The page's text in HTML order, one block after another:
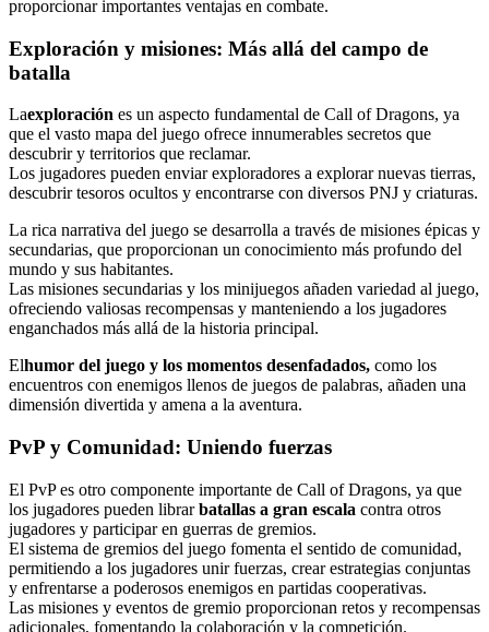
proporcionar importantes ventajas en combate.
Exploración y misiones: Más allá del campo de
batalla
Laexploración es un aspecto fundamental de Call of Dragons, ya
que el vasto mapa del juego ofrece innumerables secretos que
descubrir y territorios que reclamar.
Los jugadores pueden enviar exploradores a explorar nuevas tierras,
descubrir tesoros ocultos y encontrarse con diversos PNJ y criaturas.
La rica narrativa del juego se desarrolla a través de misiones épicas y
secundarias, que proporcionan un conocimiento más profundo del
mundo y sus habitantes.
Las misiones secundarias y los minijuegos añaden variedad al juego,
ofreciendo valiosas recompensas y manteniendo a los jugadores
enganchados más allá de la historia principal.
Elhumor del juego y los momentos desenfadados, como los
encuentros con enemigos llenos de juegos de palabras, añaden una
dimensión divertida y amena a la aventura.
PvP y Comunidad: Uniendo fuerzas
El PvP es otro componente importante de Call of Dragons, ya que
los jugadores pueden librarbatallas a gran escala contra otros
jugadores y participar en guerras de gremios.
El sistema de gremios del juego fomenta el sentido de comunidad,
permitiendo a los jugadores unir fuerzas, crear estrategias conjuntas
y enfrentarse a poderosos enemigos en partidas cooperativas.
Las misiones y eventos de gremio proporcionan retos y recompensas
adicionales, fomentando la colaboración y la competición.